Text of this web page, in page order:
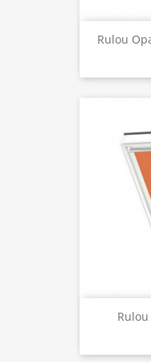
Rulou